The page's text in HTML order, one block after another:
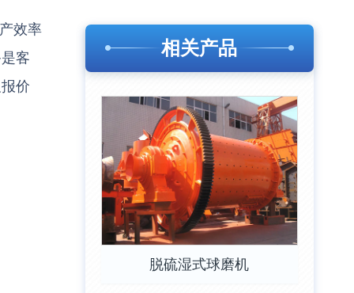
效率
客
价
相关产品
脱硫湿式球磨机